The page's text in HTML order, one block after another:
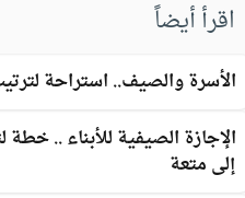
اقرأ أيضاً
الأسرة والصيف.. استراحة
الإجازة الصيفية للأبناء .. خطة
إلى متعة